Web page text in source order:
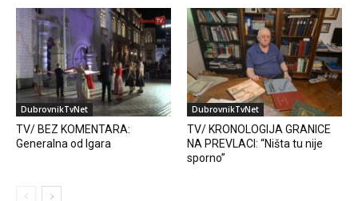
DubrovnikTvNet
TV/ BEZ KOMENTARA:
Generalna od Igara
DubrovnikTvNet
TV/ KRONOLOGIJA GRANICE
NA PREVLACI: “Ništa tu nije
sporno”